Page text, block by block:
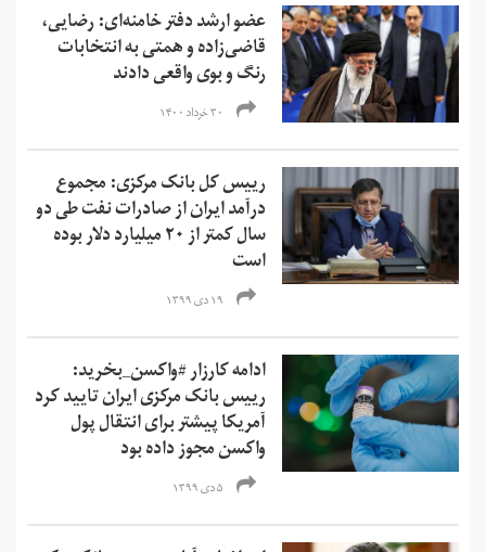
عضو ارشد دفتر خامنه‌ای: رضایی،
قاضی‌زاده و همتی به انتخابات
رنگ و بوی واقعی دادند
۳۰ خرداد ۱۴۰۰
رییس کل بانک مرکزی: مجموع
درآمد ایران از صادرات نفت طی دو
سال کمتر از ۲۰ میلیارد دلار بوده
است
۱۹ دی ۱۳۹۹
ادامه کارزار #واکسن_بخرید:
رییس بانک مرکزی ایران تایید کرد
آمریکا پیشتر برای انتقال پول
واکسن مجوز داده بود
۵ دی ۱۳۹۹